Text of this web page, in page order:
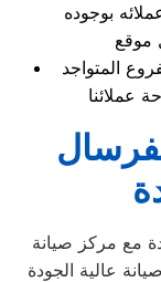
بوجوده
موقع
المتواجد
مع مركز صيانة
عالية الجودة